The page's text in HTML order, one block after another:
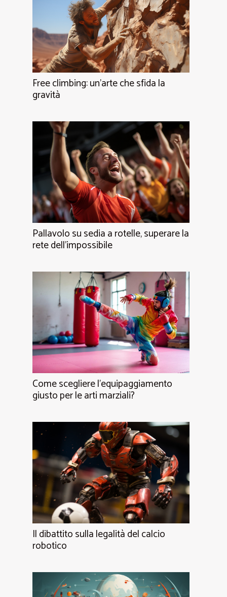
Free climbing: un'arte che sfida la
gravità
Pallavolo su sedia a rotelle, superare la
rete dell'impossibile
Come scegliere l'equipaggiamento
giusto per le arti marziali?
Il dibattito sulla legalità del calcio
robotico